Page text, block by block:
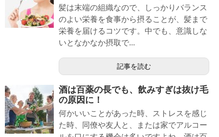
髪は末端の組織なので、しっかりバランス
のよい栄養を食事から摂ることが、髪まで
栄養を届けるコツです。中でも、意識しな
いとなかなか摂取で...
記事を読む
酒は百薬の長でも、飲みすぎは抜け毛
の原因に！
何かいいことがあった時、ストレスを感じ
た時、同僚や友人と、または家でアルコー